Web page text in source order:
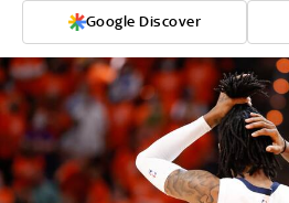
Google Discover